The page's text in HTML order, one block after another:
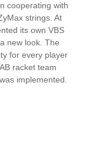
cooperating with
strings. At
its own VBS
new look. The
for every player
racket team
implemented.